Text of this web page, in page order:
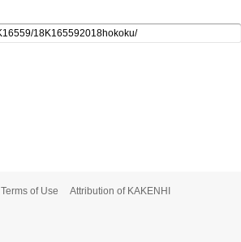
Terms of Use Attribution of KAKENHI